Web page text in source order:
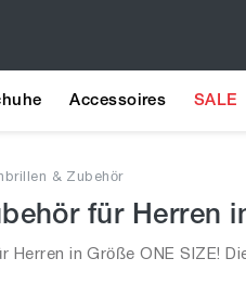
Accessoires SALE
& Zubehör
für Herren
in Größe ONE SIZE!
und alle Trends aus 2026 für